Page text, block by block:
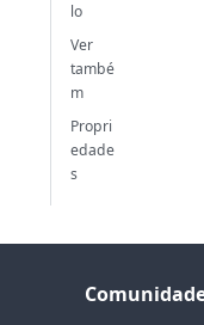
lo
Ver
també
m
Propri
edade
s